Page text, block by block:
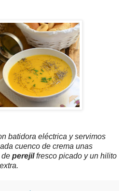
batidora eléctrica y servimos
cuenco de crema unas
de perejilfresco picado y un hilito